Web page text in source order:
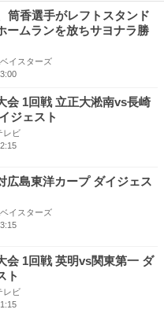
筒香選手がレフトスタンド
ームランを放ちサヨナラ勝
イスターズ
会 1回戦 立正大淞南vs長崎
ジェスト
レビ
広島東洋カープ ダイジェス
イスターズ
会 1回戦 英明vs関東第一 ダ
ト
レビ